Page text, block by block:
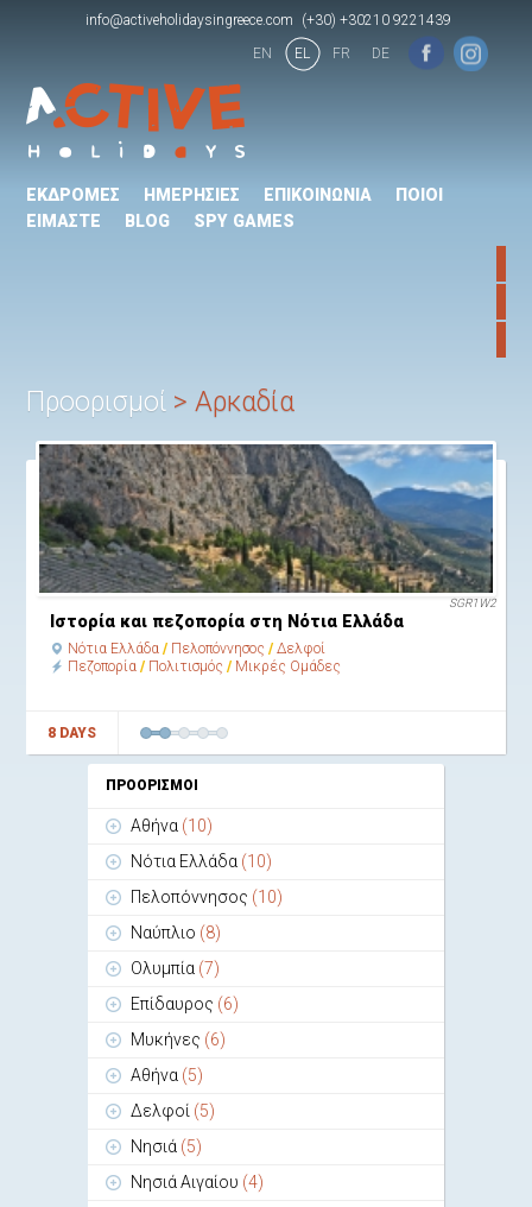
info@activeholidaysingreece.com
(+30) +30210 9221439
EN
EL FR DE
ΕΚΔΡΟΜΕΣ ΗΜΕΡΗΣΙΕΣ ΕΠΙΚΟΙΝΩΝΙΑ
ΠΟΙΟΙ
ΕΙΜΑΣΤΕ
BLOG SPY GAMES
Προορισμοί Αρκαδία
SGR1W2
Ιστορία και πεζοπορία στη Νότια Ελλάδα
Νότια Ελλάδα Πελοπόννησος
Δελφοί
Πεζοπορία
Πολιτισμός Μικρές Ομάδες
8 DAYS
ΠΡΟΟΡΙΣΜΟΙ
Αθήνα (10)
Νότια Ελλάδα (10)
Πελοπόννησος (10)
Ναύπλιο (8)
Ολυμπία (7)
Επίδαυρος (6)
Μυκήνες (6)
Αθήνα (5)
Δελφοί (5)
Νησιά (5)
Νησιά Αιγαίου (4)